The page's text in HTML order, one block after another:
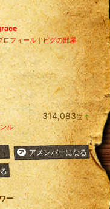
ロフィール｜ピグの部屋
314,083位 ↑
ラ
ン
キ
ン
グ
上
昇
ル
アメンバーになる
ー